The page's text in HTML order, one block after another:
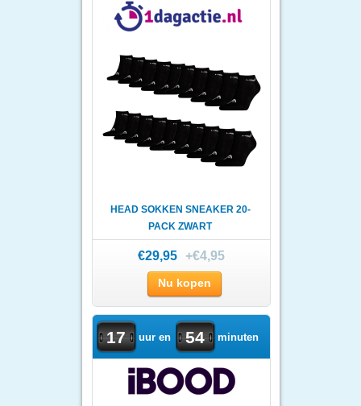
HEAD SOKKEN SNEAKER 20-
PACK ZWART
€29,95 +€4,95
Nu kopen
17 uur en 54 minuten